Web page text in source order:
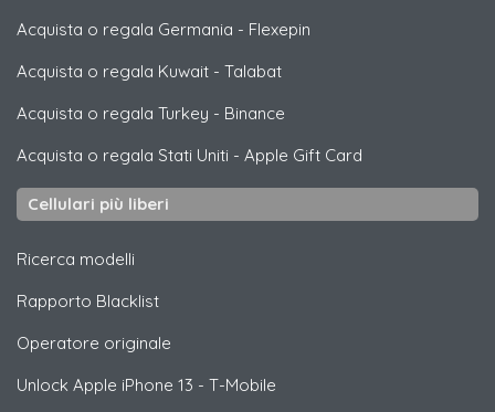
Acquista o regala Germania - Flexepin
Acquista o regala Kuwait - Talabat
Acquista o regala Turkey - Binance
Acquista o regala Stati Uniti - Apple Gift Card
Cellulari più liberi
Ricerca modelli
Rapporto Blacklist
Operatore originale
Unlock Apple iPhone 13 - T-Mobile